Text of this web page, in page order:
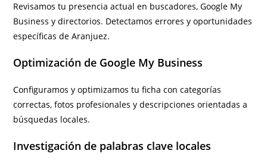
Revisamos tu presencia actual en buscadores, Google My
Business y directorios. Detectamos errores y oportunidades
específicas de Aranjuez.
Optimización de Google My Business
Configuramos y optimizamos tu ficha con categorías
correctas, fotos profesionales y descripciones orientadas a
búsquedas locales.
Investigación de palabras clave locales